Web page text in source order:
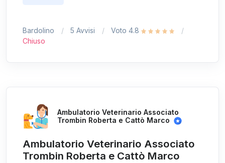
Bardolino 5 Avvisi
Voto 4.8
Chiuso
Ambulatorio Veterinario Associato
Trombin Roberta e Cattò Marco
Ambulatorio Veterinario Associato
Trombin Roberta e Cattò Marco